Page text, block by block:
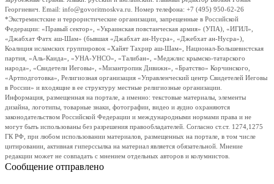
Георгиевич. Email: info@govoritmoskva.ru. Номер телефона: +7 (495) 950-62-26
*Экстремистские и террористические организации, запрещенные в Российской
Федерации: «Правый сектор», «Украинская повстанческая армия» (УПА), «ИГИЛ»,
«Джабхат Фатх аш-Шам» (бывшая «Джабхат ан-Нусра», «Джебхат ан-Нусра»),
Коалиция исламских группировок «Хайят Тахрир аш-Шам», Национал-Большевистская
партия, «Аль-Каида», «УНА-УНСО», «Талибан», «Меджлис крымско-татарского
народа», «Свидетели Иеговы», «Мизантропик Дивижн», «Братство» Корчинского,
«Артподготовка», Религиозная организация «Управленческий центр Свидетелей Иеговы
в России» и входящие в ее структуру местные религиозные организации.
Информация, размещенная на портале, а именно: текстовые материалы, элементы
дизайна, логотипы, товарные знаки, фотографии, видео и аудио охраняются
законодательством Российской Федерации и международными нормами права и не
могут быть использованы без разрешения правообладателей. Согласно ст.ст. 1274,1275
ГК РФ, при любом использовании материалов, размещенных на портале, в том числе
цитировании, активная гиперссылка на материал является обязательной. Мнение
редакции может не совпадать с мнением отдельных авторов и колумнистов.
Сообщение отправлено